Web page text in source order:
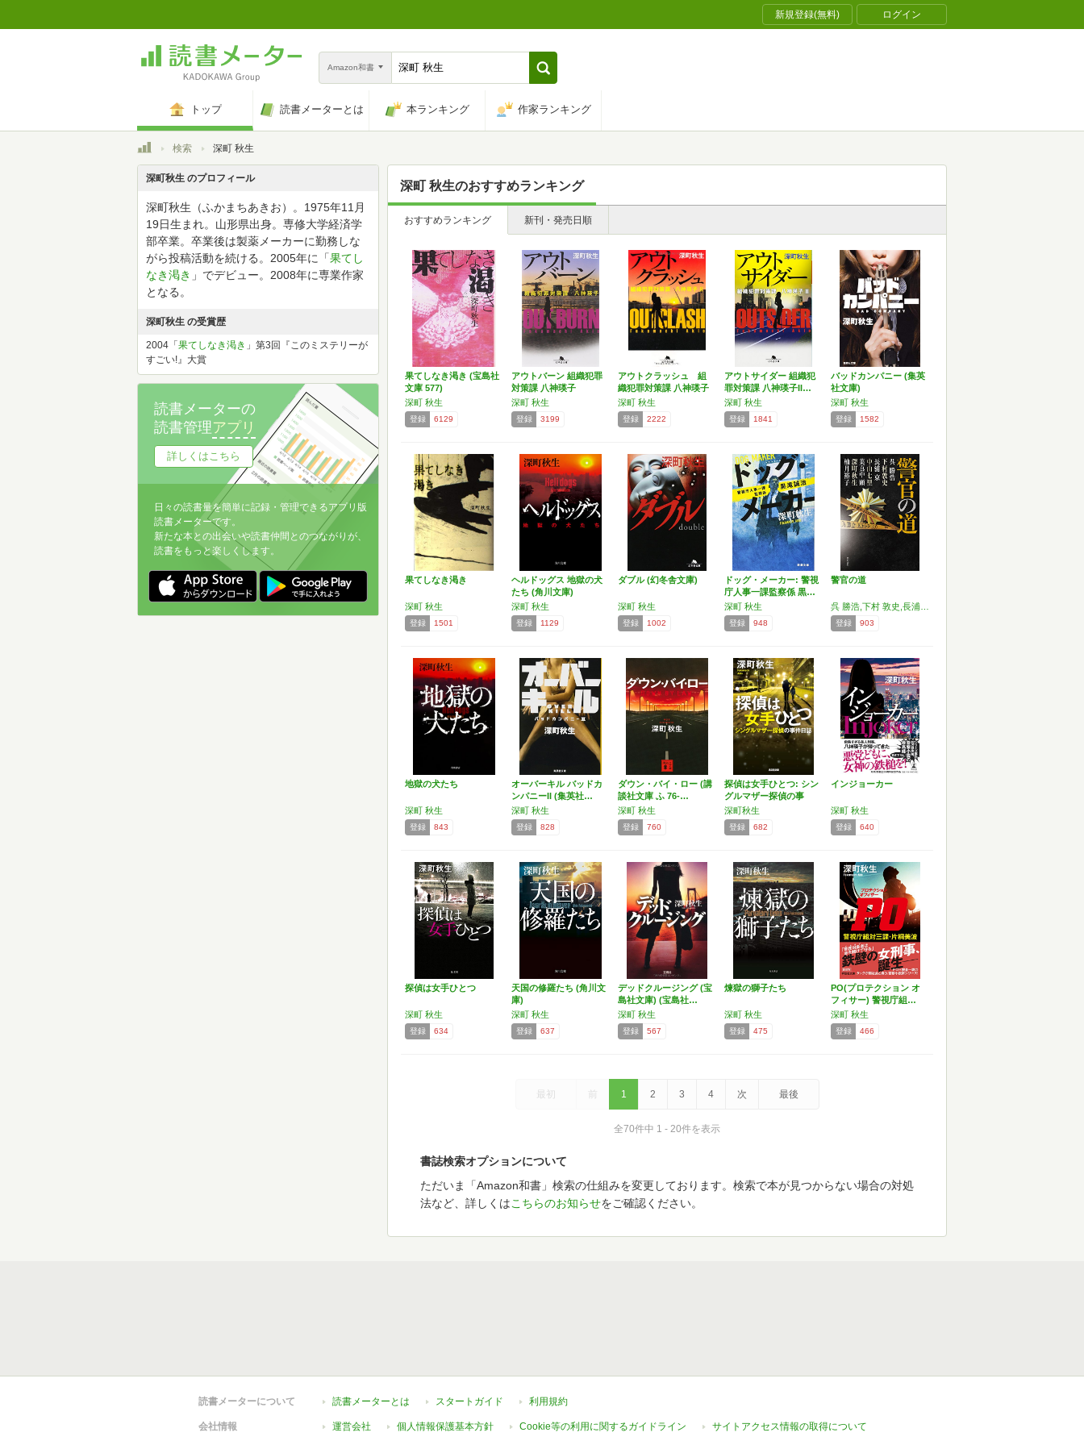
新規登録(無料) ログイン
Amazon和書
トップ 読書メーターとは 本ランキング 作家ランキング
トップ検索 深町 秋生
深町 秋生のおすすめランキング
おすすめランキング 新刊・発売日順
果てしなき渇き (宝島社
文庫 577)
深町 秋生
登録 6129
アウトバーン 組織犯罪
対策課 八神瑛子
深町 秋生
登録 3199
アウトクラッシュ 組
織犯罪対策課 八神瑛子
Ⅱ…
深町 秋生
登録 2222
アウトサイダー 組織犯
罪対策課 八神瑛子II…
深町 秋生
登録 1841
バッドカンパニー (集英
社文庫)
深町 秋生
登録 1582
果てしなき渇き
深町 秋生
登録 1501
ヘルドッグス 地獄の犬
たち (角川文庫)
深町 秋生
登録 1129
ダブル (幻冬舎文庫)
深町 秋生
登録 1002
ドッグ・メーカー: 警視
庁人事一課監察係 黒…
深町 秋生
登録 948
警官の道
登録 903
地獄の犬たち
深町 秋生
登録 843
オーバーキル バッドカ
ンパニーII (集英社…
深町 秋生
登録 828
ダウン・バイ・ロー (講
談社文庫 ふ 76-…
深町 秋生
登録 760
探偵は女手ひとつ: シン
グルマザー探偵の事
件…
深町秋生
登録 682
インジョーカー
深町 秋生
登録 640
探偵は女手ひとつ
深町 秋生
登録 634
天国の修羅たち (角川文
庫)
深町 秋生
登録 637
デッドクルージング (宝
島社文庫) (宝島社…
深町 秋生
登録 567
煉獄の獅子たち
深町 秋生
登録 475
PO(プロテクション オ
フィサー) 警視庁組…
深町 秋生
登録 466
最初 前 1 2 3 4 次 最後
全70件中 1 - 20件を表示
書誌検索オプションについて
ただいま「Amazon和書」検索の仕組みを変更しております。検索で本が見つからない場合の対処
法など、詳しくはこちらのお知らせをご確認ください。
深町秋生 のプロフィール
深町秋生（ふかまちあきお）。1975年11月
19日生まれ。山形県出身。専修大学経済学
部卒業。卒業後は製薬メーカーに勤務しな
がら投稿活動を続ける。2005年に「果てし
なき渇き 」でデビュー。2008年に専業作家
となる。
深町秋生 の受賞歴
2004「 果てしなき渇き 」第3回『このミステリーが
すごい!』大賞
読書メーターの
読書管理アプリ
詳しくはこちら
日々の読書量を簡単に記録・管理できるアプリ版
読書メーターです。
新たな本との出会いや読書仲間とのつながりが、
読書をもっと楽しくします。
読書メーターについて 読書メーターとは スタートガイド 利用規約
会社情報 運営会社 個人情報保護基本方針 Cookie等の利用に関するガイドライン サイトアクセス情報の取得について